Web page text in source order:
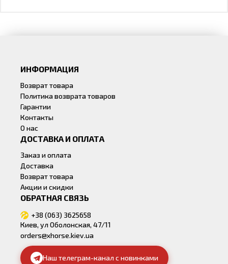
ИНФОРМАЦИЯ
Возврат товара
Политика возврата товаров
Гарантии
Контакты
О нас
ДОСТАВКА И ОПЛАТА
Заказ и оплата
Доставка
Возврат товара
Акции и скидки
ОБРАТНАЯ СВЯЗЬ
+38 (063) 3625658
Киев, ул Оболонская, 47/11
orders@xhorse.kiev.ua
Наш телеграм-канал с новинками